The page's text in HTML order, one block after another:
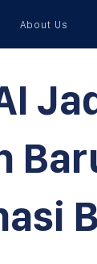
About Us